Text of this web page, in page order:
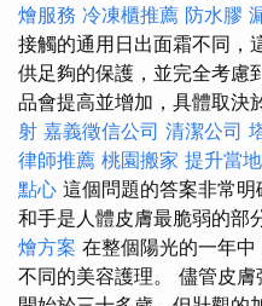
燴服務 冷凍櫃推薦 防水膠
接觸的通用日出面霜不同，
供足夠的保護，並完全考慮
品會提高並增加，具體取決
射 嘉義徵信公司 清潔公司
律師推薦 桃園搬家 提升當
點心 這個問題的答案非常明
和手是人體皮膚最脆弱的部
燴方案 在整個陽光的一年
不同的美容護理。 儘管皮